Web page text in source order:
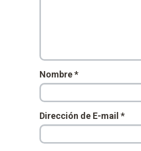
Nombre*
Dirección de E-mail *